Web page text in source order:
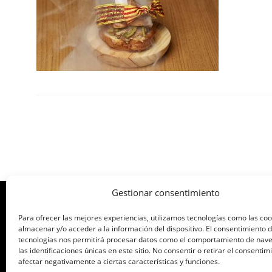
Gestionar consentimiento
Para ofrecer las mejores experiencias, utilizamos tecnologías como las
almacenar y/o acceder a la información del dispositivo. El consentimiento
tecnologías nos permitirá procesar datos como el comportamiento de
las identificaciones únicas en este sitio. No consentir o retirar el
afectar negativamente a ciertas características y funciones.
ORGANIZA: ASOCIACIÓN DE CAFÉS Y